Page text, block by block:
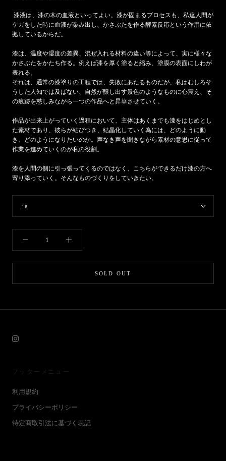
漆液は、漆の木の血液といってよい。漆が固まるプロセスも、私達人間が
ケガをした時に血液が染み出し、かさぶたを作る酵素反応という作用に依
拠しているからだ。
漆は、温度や湿度の差異、混ぜ入れる材料の違い等によって、実に様々な
かさぶたをかたち作る。例えば漆を厚く塗ると縮み、塗膜の表面にしわが
表れる。
それは、通常の漆塗りの工程では、失敗にあたるものだが、私はむしろそ
うした人知では及ばない、自然が醸し出す景色のようなものに心震え、そ
の痕跡を慈しみながら一つの作品へと昇華させていく。
作品が出来上がっていく過程において、主体はあくまでも漆をはじめとし
た素材であり、彼らが結びつき、結晶化していく為には、どのように動
き、どのようになりたいのか。声なき声を聞きながら素材の意思に従って
作業を進めていくのが私の役割。
漆を人間の側に引っ張ってくるのではなく、こちらができるだけ漆の方へ
寄り添っていく。そんなものづくりをしていきたい。
.: a
SOLD OUT
フッターメニュー
利用規約
プライバシーポリシー
特定商取引法に基づく表記